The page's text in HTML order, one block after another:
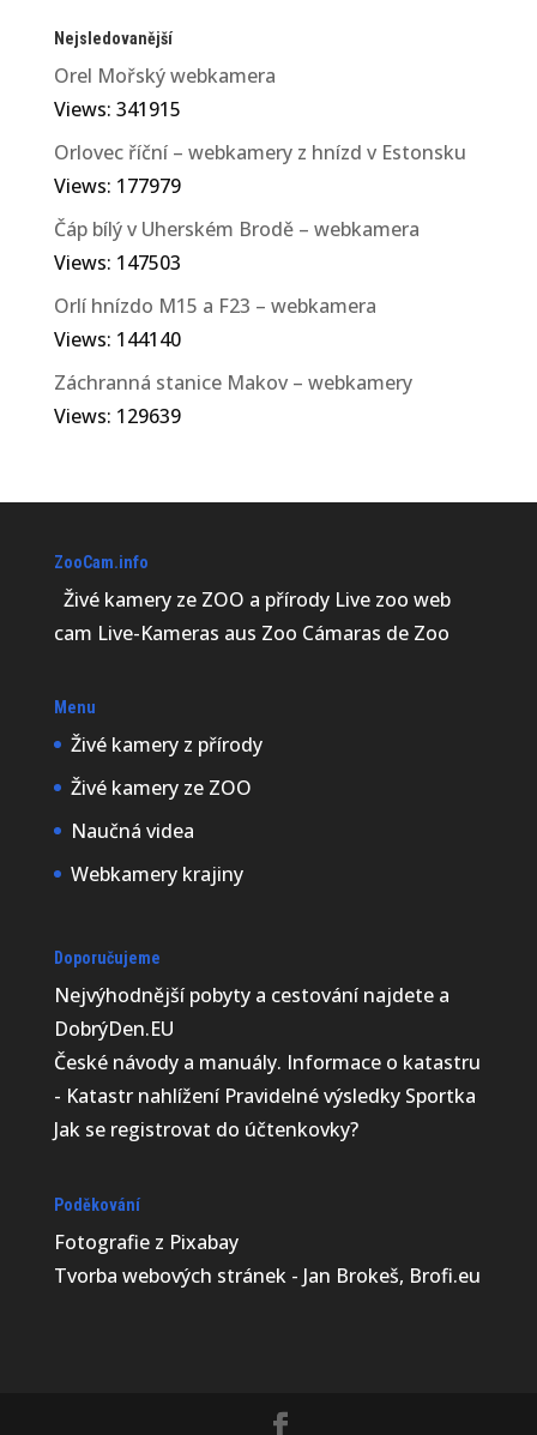
Nejsledovanější
Orel Mořský webkamera
Views: 341915
Orlovec říční – webkamery z hnízd v Estonsku
Views: 177979
Čáp bílý v Uherském Brodě – webkamera
Views: 147503
Orlí hnízdo M15 a F23 – webkamera
Views: 144140
Záchranná stanice Makov – webkamery
Views: 129639
ZooCam.info
Živé kamery ze ZOO a přírody Live zoo web
cam Live-Kameras aus Zoo Cámaras de Zoo
Menu
Živé kamery z přírody
Živé kamery ze ZOO
Naučná videa
Webkamery krajiny
Doporučujeme
Nejvýhodnější pobyty a cestování najdete a
DobrýDen.EU
České návodya manuály. Informace o katastru
- Katastr nahlíženíPravidelné výsledky Sportka
Jak se registrovat do účtenkovky?
Poděkování
Fotografie z Pixabay
Tvorba webových stránek - Jan Brokeš, Brofi.eu